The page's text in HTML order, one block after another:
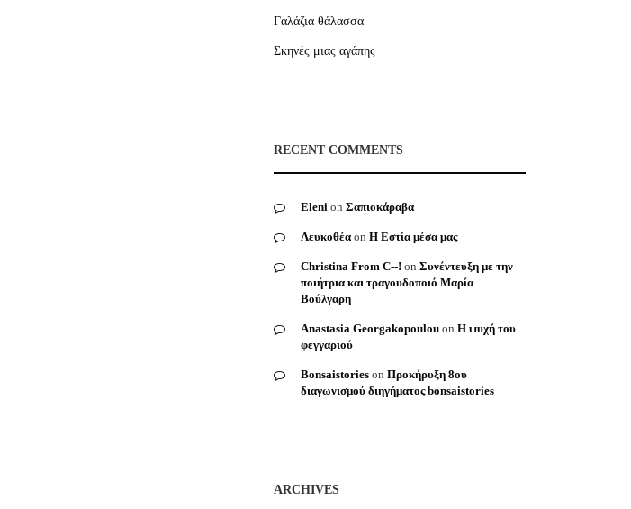
Γαλάζια θάλασσα
Σκηνές μιας αγάπης
RECENT COMMENTS
Eleni on Σαπιοκάραβα
Λευκοθέα on Η Εστία μέσα μας
Christina From C--! on Συνέντευξη με την
ποιήτρια και τραγουδοποιό Μαρία
Βούλγαρη
Anastasia Georgakopoulou on Η ψυχή του
φεγγαριού
Bonsaistories on Προκήρυξη 8ου
διαγωνισμού διηγήματος bonsaistories
ARCHIVES